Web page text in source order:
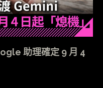
助理確定 9 月 4